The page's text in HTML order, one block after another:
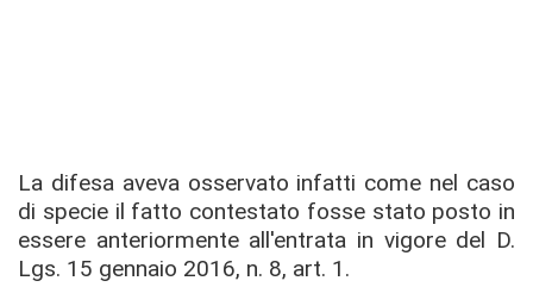
La difesa aveva osservato infatti come nel caso
di specie il fatto contestato fosse stato posto in
essere anteriormente all'entrata in vigore del D.
Lgs. 15 gennaio 2016, n. 8, art. 1.